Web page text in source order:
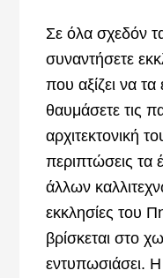
Σε όλα σχεδόν
συναντήσετε
που αξίζει να τα
θαυμάσετε τις
αρχιτεκτονική
περιπτώσεις τα
άλλων
εκκλησίες του
βρίσκεται στο
εντυπωσιάσει. Η